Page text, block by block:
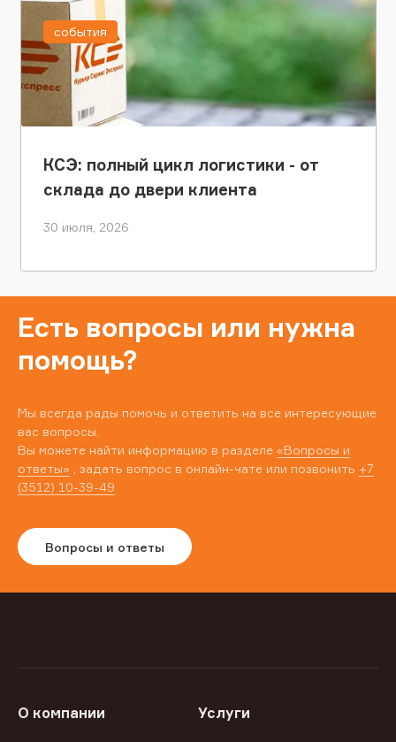
КСЭ: полный цикл логистики - от
склада до двери клиента
30 июля, 2026
события
Есть вопросы или нужна
помощь?
Мы всегда рады помочь и ответить на все интересующие
вас вопросы.
Вы можете найти информацию в разделе «Вопросы и
ответы» , задать вопрос в онлайн-чате или позвонить +7
(3512) 10-39-49
Вопросы и ответы
О компании Услуги